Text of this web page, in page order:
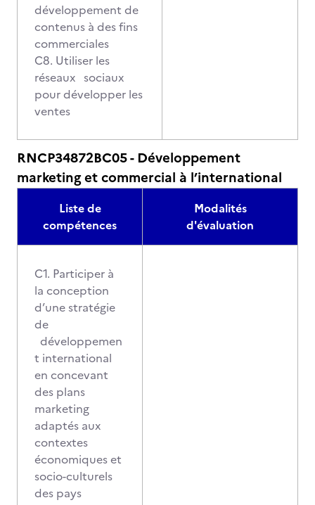
développement de
contenus à des fins
commerciales
C8. Utiliser les
réseaux sociaux
pour développer les
ventes
RNCP34872BC05 - Développement
marketing et commercial à l’international
Liste de
compétences
Modalités
d'évaluation
C1. Participer à
la conception
d’une stratégie
de
développemen
t international
en concevant
des plans
marketing
adaptés aux
contextes
économiques et
socio-culturels
des pays